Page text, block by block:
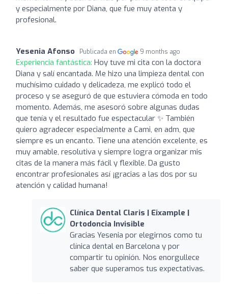
y especialmente por Diana, que fue muy atenta y
profesional.
Yesenia Afonso Publicada en 9 months ago
Experiencia fantástica: Hoy tuve mi cita con la doctora
Diana y salí encantada. Me hizo una limpieza dental con
muchísimo cuidado y delicadeza, me explicó todo el
proceso y se aseguró de que estuviera cómoda en todo
momento. Además, me asesoró sobre algunas dudas
que tenía y el resultado fue espectacular ✨ También
quiero agradecer especialmente a Cami, en adm, que
siempre es un encanto. Tiene una atención excelente, es
muy amable, resolutiva y siempre logra organizar mis
citas de la manera más fácil y flexible. Da gusto
encontrar profesionales así ¡gracias a las dos por su
atención y calidad humana!
Clínica Dental Claris | Eixample |
Ortodoncia Invisible
Gracias Yesenia por elegirnos como tu
clínica dental en Barcelona y por
compartir tu opinión. Nos enorgullece
saber que superamos tus expectativas.